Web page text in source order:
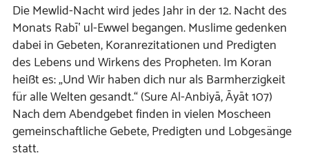
Die Mewlid-Nacht wird jedes Jahr in der 12. Nacht des
Monats Rabīʽ ul-Ewwel begangen. Muslime gedenken
dabei in Gebeten, Koranrezitationen und Predigten
des Lebens und Wirkens des Propheten. Im Koran
heißt es: „Und Wir haben dich nur als Barmherzigkeit
für alle Welten gesandt.“ (Sure Al-Anbiyā, Āyāt 107)
Nach dem Abendgebet finden in vielen Moscheen
gemeinschaftliche Gebete, Predigten und Lobgesänge
statt.